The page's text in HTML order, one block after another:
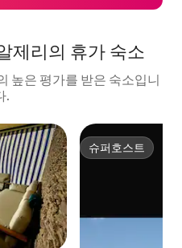
제리의 휴가 숙소
높은 평가를 받은 숙소입니
.
슈퍼호스트
슈퍼호스트